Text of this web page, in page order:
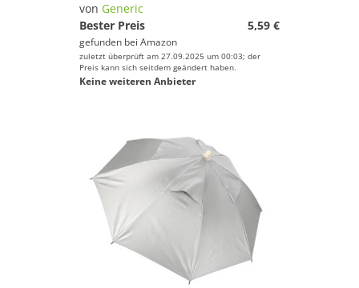
von Generic
Bester Preis
5,59 €
gefunden bei Amazon
zuletzt überprüft am 27.09.2025 um 00:03; der
Preis kann sich seitdem geändert haben.
Keine weiteren Anbieter